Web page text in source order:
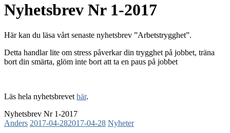
Nyhetsbrev Nr 1-2017
Här kan du läsa vårt senaste nyhetsbrev ”Arbetstrygghet”.
Detta handlar lite om stress påverkar din trygghet på jobbet, träna
bort din smärta, glöm inte bort att ta en paus på jobbet
Läs hela nyhetsbrevet här.
Nyhetsbrev Nr 1-2017
Anders 2017-04-282017-04-28 Nyheter